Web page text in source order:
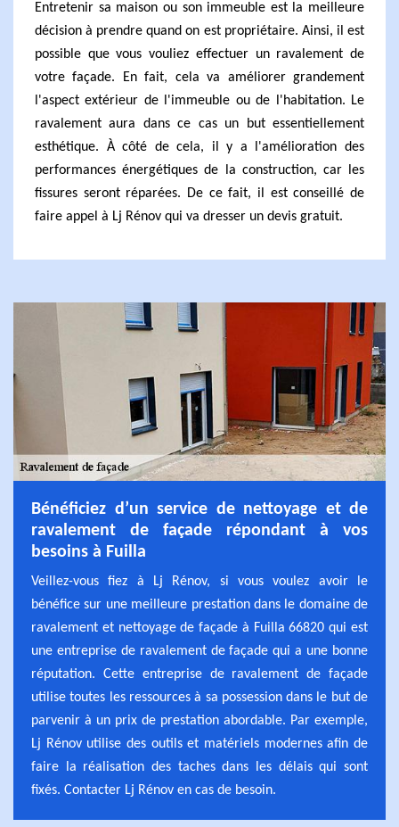
Entretenir sa maison ou son immeuble est la meilleure
décision à prendre quand on est propriétaire. Ainsi, il est
possible que vous vouliez effectuer un ravalement de
votre façade. En fait, cela va améliorer grandement
l'aspect extérieur de l'immeuble ou de l'habitation. Le
ravalement aura dans ce cas un but essentiellement
esthétique. À côté de cela, il y a l'amélioration des
performances énergétiques de la construction, car les
fissures seront réparées. De ce fait, il est conseillé de
faire appel à Lj Rénov qui va dresser un devis gratuit.
Bénéficiez d’un service de nettoyage et de
ravalement de façade répondant à vos
besoins à Fuilla
Veillez-vous fiez à Lj Rénov, si vous voulez avoir le
bénéfice sur une meilleure prestation dans le domaine de
ravalement et nettoyage de façade à Fuilla 66820 qui est
une entreprise de ravalement de façade qui a une bonne
réputation. Cette entreprise de ravalement de façade
utilise toutes les ressources à sa possession dans le but de
parvenir à un prix de prestation abordable. Par exemple,
Lj Rénov utilise des outils et matériels modernes afin de
faire la réalisation des taches dans les délais qui sont
fixés. Contacter Lj Rénov en cas de besoin.